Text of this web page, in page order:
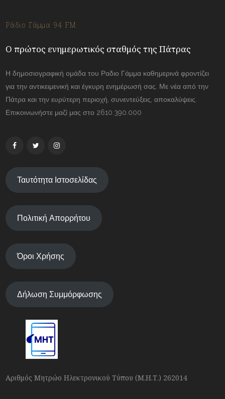
Ράδιο Γάμμα 94 FM
Ο πρώτος ενημερωτικός σταθμός της Πάτρας
Η δημοσιογραφική ομάδα του Ραδιο Γάμμα καθημερινά φροντίζει
για την αντικειμενική και έγκυρη ενημέρωσή σας. Με νέα από την
Πάτρα και την ευρύτερη περιοχή, συνεντεύξεις, αποκαλύψεις.
Επικοινωνήστε μαζί μας στο 2610.390.000
Ταυτότητα Ιστοσελίδας
Πολιτική Απορρήτου
Όροι Χρήσης
Δήλωση Συμμόρφωσης
Αριθμός Μητρώο Ηλεκτρονικού Τύπου (Μ.Η.Τ.) 262014